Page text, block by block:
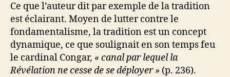
Ce que l’auteur dit par exemple de la tradition
est éclairant. Moyen de lutter contre le
fondamentalisme, la tradition est un concept
dynamique, ce que soulignait en son temps feu
le cardinal Congar, « canal par lequel la
Révélation ne cesse de se déployer » (p. 236).